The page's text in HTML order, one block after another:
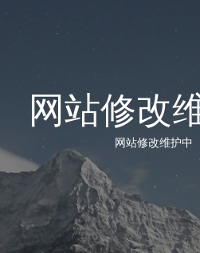
网站修改
网站修改维护中